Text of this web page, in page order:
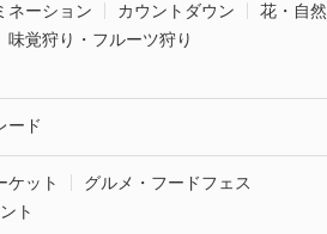
ネーション カウントダウン
花・自然
味覚狩り・フルーツ狩り
ード
ケット
グルメ・フードフェス
ト